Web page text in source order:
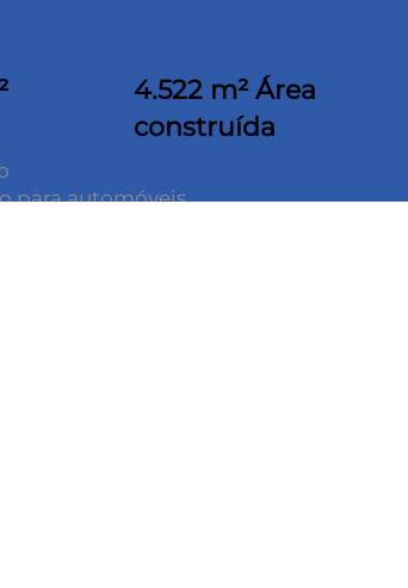
4.522 m² Área
construída
para automóveis